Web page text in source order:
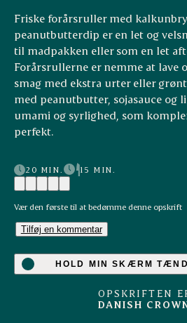
Friske forårsruller med
peanutbutterdip er en let og
til madpakken eller som en let
Forårsrullerne er nemme at lave
smag med ekstra urter eller
med peanutbutter, sojasauce og
umami og syrlighed, som
perfekt.
20 MIN. 15 MIN.
Vær den første til at bedømme denne opskrift
Tilføj en kommentar
HOLD MIN SKÆRM
OPSKRIFTEN
DANISH